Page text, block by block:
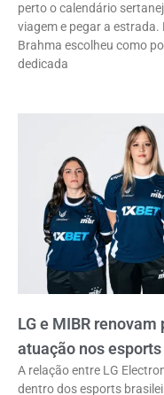
perto o calendário
viagem e pegar a
Brahma escolheu como
dedicada
LG e MIBR
atuação nos
A relação entre LG
dentro dos esports